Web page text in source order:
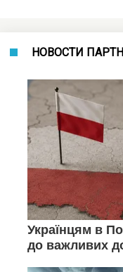
НОВОСТИ